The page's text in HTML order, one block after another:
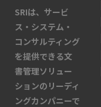
SRIは、サービ
ス・システム・
コンサルティング
を提供できる文
書管理ソリュー
ションのリーディ
ングカンパニーで